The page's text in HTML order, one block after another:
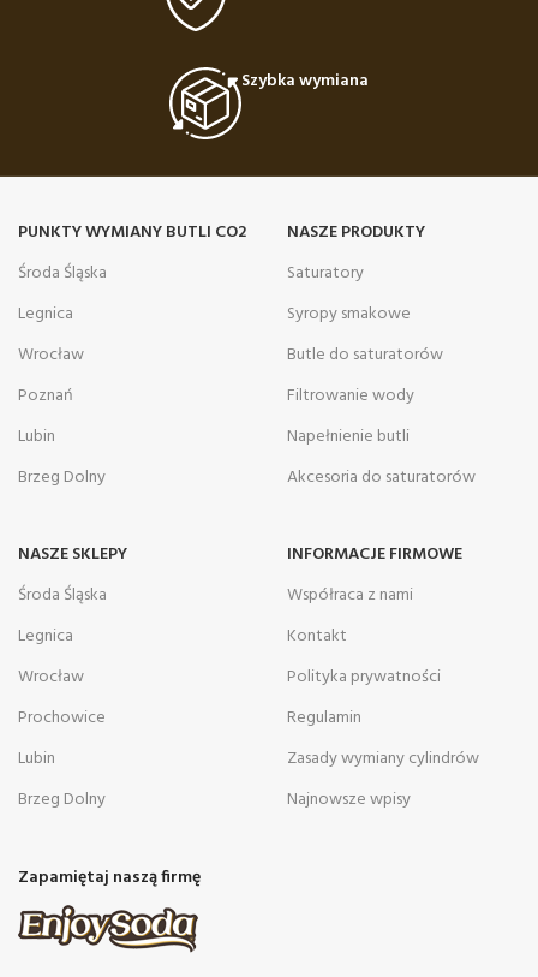
Szybka wymiana
PUNKTY WYMIANY BUTLI CO2
Środa Śląska
Legnica
Wrocław
Poznań
Lubin
Brzeg Dolny
NASZE PRODUKTY
Saturatory
Syropy smakowe
Butle do saturatorów
Filtrowanie wody
Napełnienie butli
Akcesoria do saturatorów
NASZE SKLEPY
Środa Śląska
Legnica
Wrocław
Prochowice
Lubin
Brzeg Dolny
INFORMACJE FIRMOWE
Współraca z nami
Kontakt
Polityka prywatności
Regulamin
Zasady wymiany cylindrów
Najnowsze wpisy
Zapamiętaj naszą firmę